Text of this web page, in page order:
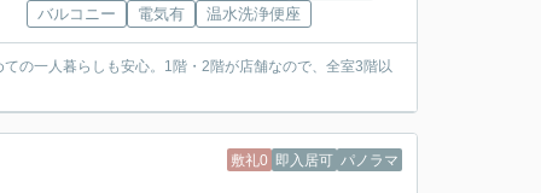
バルコニー
電気有 温水洗浄便座
の一人暮らしも安心。1階・2階が店舗なので、全室3階以
敷礼0 即入居可 パノラマ